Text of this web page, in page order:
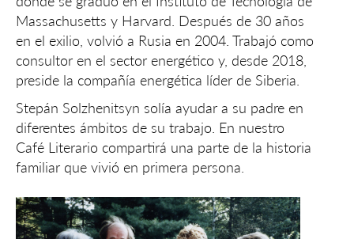
Massachusetts y Harvard. Después de 30 años
en el exilio, volvió a Rusia en 2004. Trabajó como
consultor en el sector energético y, desde 2018,
preside la compañía energética líder de Siberia.
Stepán Solzhenitsyn solía ayudar a su padre en
diferentes ámbitos de su trabajo. En nuestro
Café Literario compartirá una parte de la historia
familiar que vivió en primera persona.